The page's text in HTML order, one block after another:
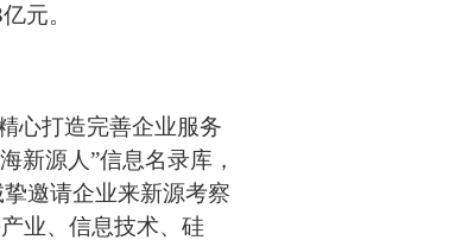
元。
心打造完善企业服务
新源人”信息名录库，
邀请企业来新源考察
业、信息技术、硅